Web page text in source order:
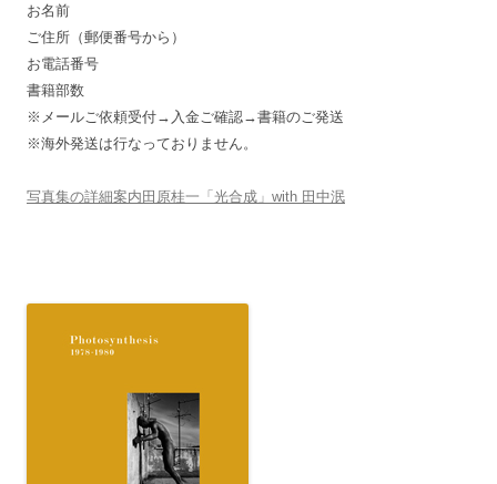
お名前
ご住所（郵便番号から）
お電話番号
書籍部数
※メールご依頼受付→入金ご確認→書籍のご発送
※海外発送は行なっておりません。
写真集の詳細案内田原桂一「光合成」with 田中泯